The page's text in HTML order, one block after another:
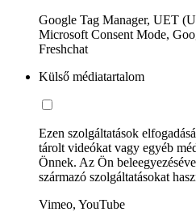
Google Tag Manager, UET
Microsoft Consent Mode,
Freshchat
Külső médiatartalom
Ezen szolgáltatások
tárolt videókat vagy egyéb
Önnek. Az Ön
származó szolgáltatásokat
Vimeo, YouTube